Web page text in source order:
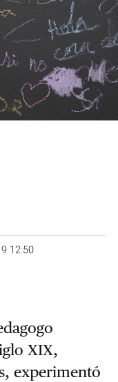
12:50
XIX,
experimentó